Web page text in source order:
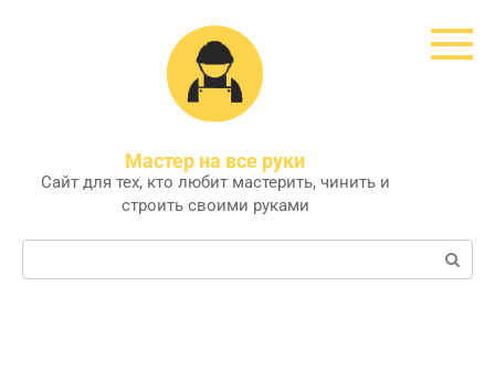
Мастер на все руки
Сайт для тех, кто любит мастерить, чинить и
строить своими руками
Поиск: